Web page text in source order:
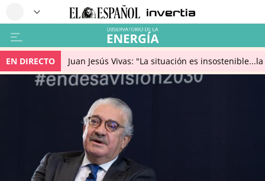
EN DIRECTO Juan Jesús Vivas: "La situación es